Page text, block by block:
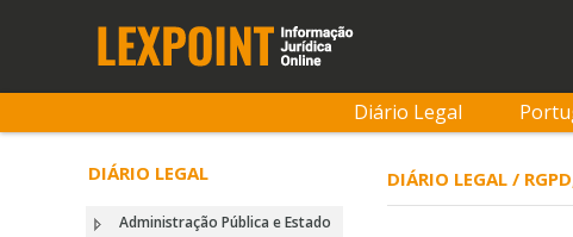
Diário Legal
DIÁRIO LEGAL
Administração Pública e Estado
DIÁRIO LEGAL /